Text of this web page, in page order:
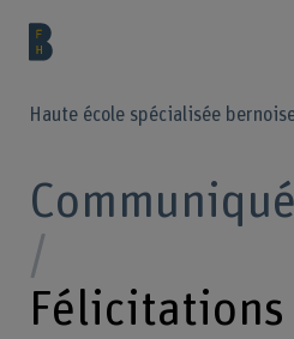
Haute école spécialisée
Félicitations